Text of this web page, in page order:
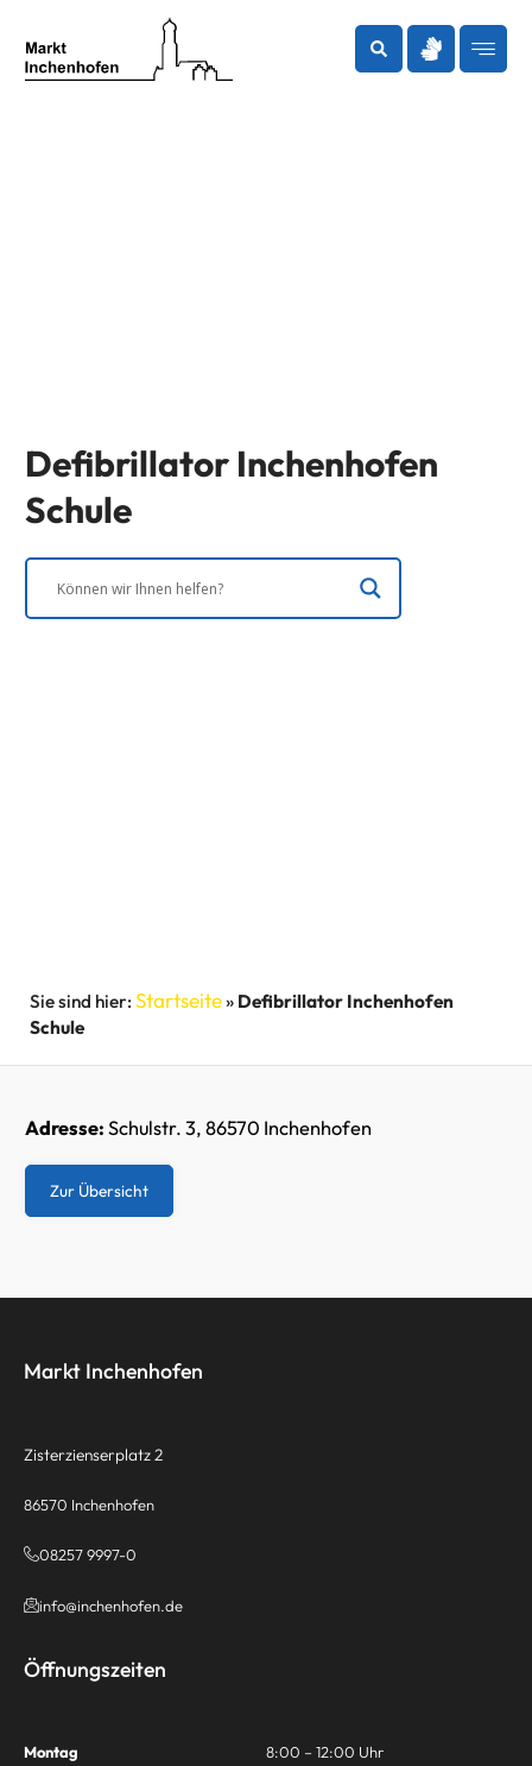
Inhalt
springen
Defibrillator Inchenhofen
Schule
Startseite» Defibrillator Inchenhofen
Schule
Adresse: Schulstr. 3, 86570 Inchenhofen
Zur Übersicht
Markt Inchenhofen
Zisterzienserplatz 2
86570 Inchenhofen
08257 9997-0
info@inchenhofen.de
Öffnungszeiten
Montag
8:00 – 12:00 Uhr